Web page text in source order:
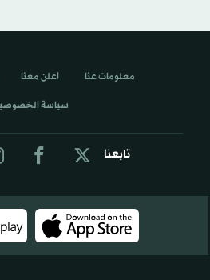
تابعنا
معلومات عنا اعلن معنا
سياسة